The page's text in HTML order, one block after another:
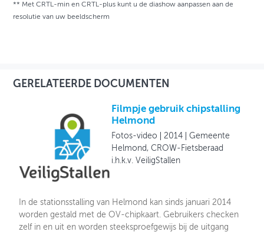
** Met CRTL-min en CRTL-plus kunt u de diashow aanpassen aan de
resolutie van uw beeldscherm
GERELATEERDE DOCUMENTEN
Filmpje gebruik chipstalling
Helmond
Fotos-video 2014
Gemeente
Helmond, CROW-Fietsberaad
i.h.k.v. VeiligStallen
In de stationsstalling van Helmond kan sinds januari 2014
worden gestald met de OV-chipkaart. Gebruikers checken
zelf in en uit en worden steeksproefgewijs bij de uitgang